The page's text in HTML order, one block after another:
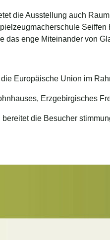
die Ausstellung auch
Seiffen
das enge Miteinander von
Europäische Union im
Erzgebirgisches
die Besucher